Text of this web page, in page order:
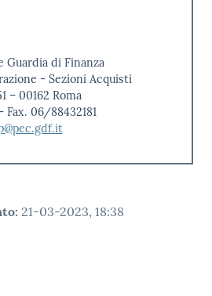
Guardia di Finanza
- Sezioni Acquisti
– 00162 Roma
Fax. 06/88432181
: 21-03-2023, 18:38